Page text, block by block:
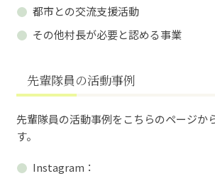
都市との交流支援活動
その他村長が必要と認める事業
先輩隊員の活動事例
先輩隊員の活動事例をこちらのページか
す。
Instagram：